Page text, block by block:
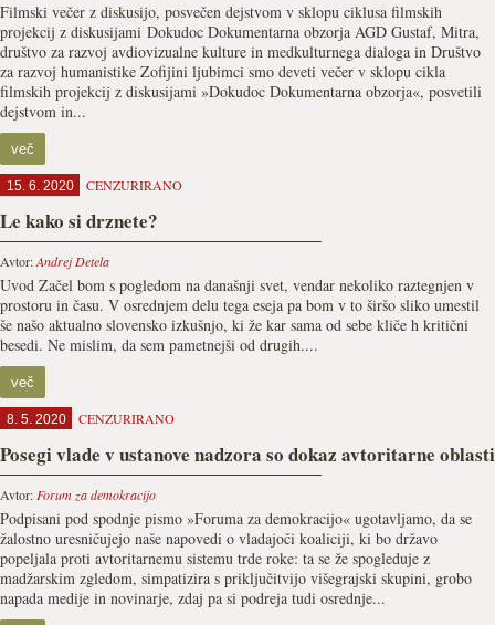
Filmski večer z diskusijo, posvečen dejstvom v sklopu ciklusa filmskih
projekcij z diskusijami Dokudoc Dokumentarna obzorja AGD Gustaf, Mitra,
društvo za razvoj avdiovizualne kulture in medkulturnega dialoga in Društvo
za razvoj humanistike Zofijini ljubimci smo deveti večer v sklopu cikla
filmskih projekcij z diskusijami »Dokudoc Dokumentarna obzorja«, posvetili
dejstvom in...
več
15. 6. 2020 CENZURIRANO
Le kako si drznete?
Avtor:Andrej Detela
Uvod Začel bom s pogledom na današnji svet, vendar nekoliko raztegnjen v
prostoru in času. V osrednjem delu tega eseja pa bom v to širšo sliko umestil
še našo aktualno slovensko izkušnjo, ki že kar sama od sebe kliče h kritični
besedi. Ne mislim, da sem pametnejši od drugih....
več
8. 5. 2020 CENZURIRANO
Posegi vlade v ustanove nadzora so dokaz avtoritarne oblasti
Avtor: Forum za demokracijo
Podpisani pod spodnje pismo »Foruma za demokracijo« ugotavljamo, da se
žalostno uresničujejo naše napovedi o vladajoči koaliciji, ki bo državo
popeljala proti avtoritarnemu sistemu trde roke: ta se že spogleduje z
madžarskim zgledom, simpatizira s priključitvijo višegrajski skupini, grobo
napada medije in novinarje, zdaj pa si podreja tudi osrednje...